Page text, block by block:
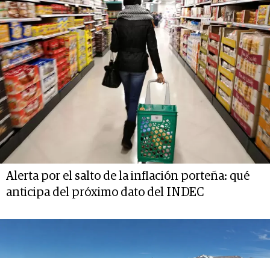
Alerta por el salto de la inflación porteña: qué
anticipa del próximo dato del INDEC